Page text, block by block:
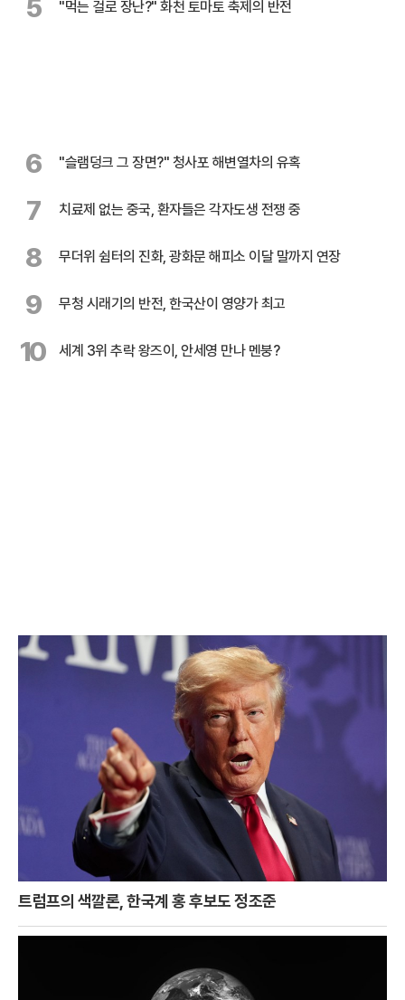
5 "먹는 걸로 장난?" 화천 토마토 축제의 반전
6 "슬램덩크 그 장면?" 청사포 해변열차의 유혹
7 치료제 없는 중국, 환자들은 각자도생 전쟁 중
8 무더위 쉼터의 진화, 광화문 해피소 이달 말까지 연장
9 무청 시래기의 반전, 한국산이 영양가 최고
10 세계 3위 추락 왕즈이, 안세영 만나 멘붕?
트럼프의 색깔론, 한국계 홍 후보도 정조준